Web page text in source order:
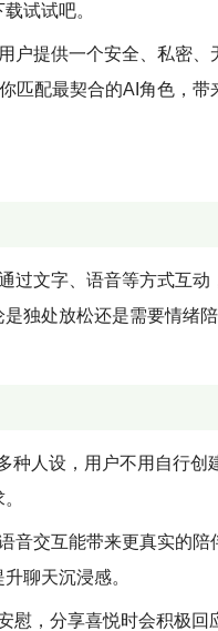
试试吧。
户提供一个安全、私密、
匹配最契合的AI角色，带
过文字、语音等方式互动
独处放松还是需要情绪
种人设，用户不用自行创
音交互能带来更真实的陪
聊天沉浸感。
慰，分享喜悦时会积极回